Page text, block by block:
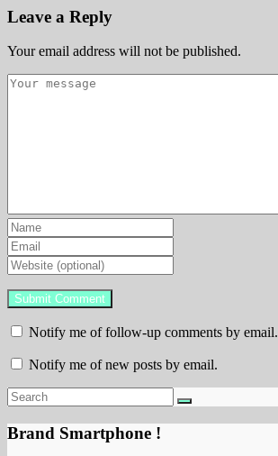
Leave a Reply
Your email address will not be published.
Notify me of follow-up comments by email.
Notify me of new posts by email.
Brand Smartphone !